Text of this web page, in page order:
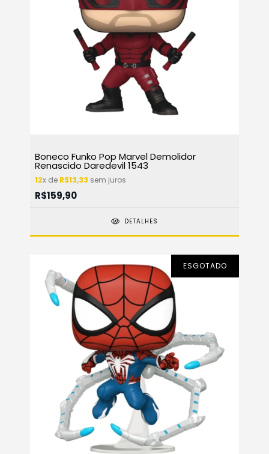
Boneco Funko Pop Marvel Demolidor
Renascido Daredevil 1543
12x de R$13,33 sem juros
R$159,90
DETALHES
ESGOTADO